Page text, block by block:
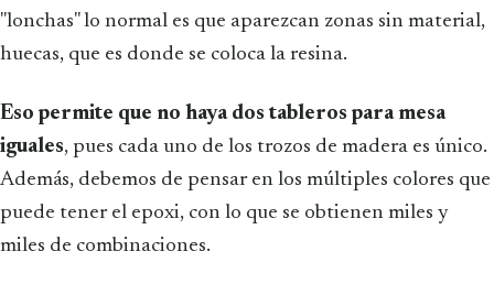
"lonchas" lo normal es que aparezcan zonas sin material,
huecas, que es donde se coloca la resina.
Eso permite que no haya dos tableros para mesa
iguales, pues cada uno de los trozos de madera es único.
Además, debemos de pensar en los múltiples colores que
puede tener el epoxi, con lo que se obtienen miles y
miles de combinaciones.